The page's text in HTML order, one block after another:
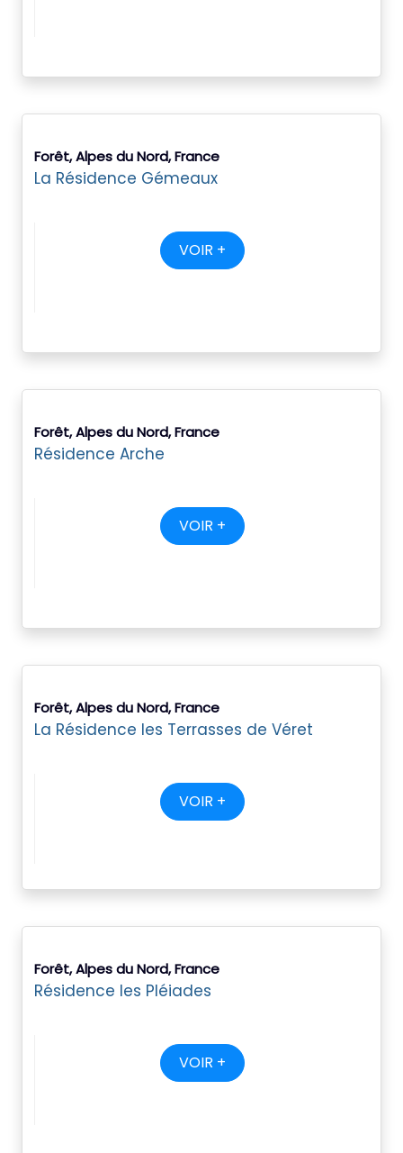
Forêt, Alpes du Nord, France
La Résidence Gémeaux
VOIR +
Forêt, Alpes du Nord, France
Résidence Arche
VOIR +
Forêt, Alpes du Nord, France
La Résidence les Terrasses de Véret
VOIR +
Forêt, Alpes du Nord, France
Résidence les Pléiades
VOIR +